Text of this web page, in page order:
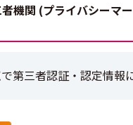
機関 (プライバシーマ
第三者認証・認定情報